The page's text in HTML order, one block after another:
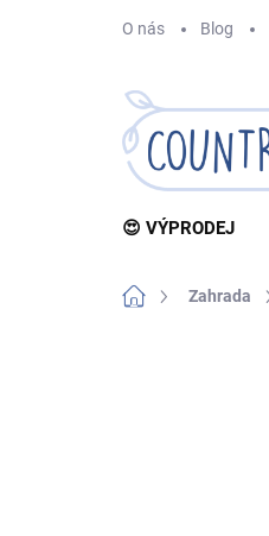
O nás Blog
😍 VÝPRODEJ
Domů Zahrada